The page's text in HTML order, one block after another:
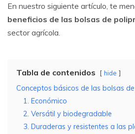
En nuestro siguiente artículo, te
beneficios de las bolsas de
sector agrícola.
Tabla de contenidos hide
Conceptos básicos de las bolsas
1. Económico
2. Versátil y biodegradable
3. Duraderas y resistentes a las